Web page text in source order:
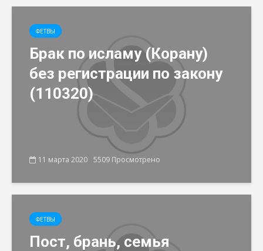
ФЕТВЫ
Брак по исламу (Корану)
без регистрации по закону
(110320)
11 марта 2020 5509 Просмотрено
ФЕТВЫ
Пост, брань, семья